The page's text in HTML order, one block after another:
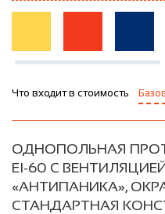
Что входит в стоимость
ОДНОПОЛЬНАЯ
EI-60 С
«АНТИПАНИКА»,
СТАНДАРТНАЯ